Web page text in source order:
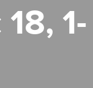
1-